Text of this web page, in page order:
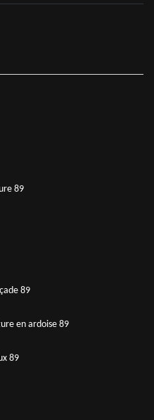
89
89
en ardoise 89
89